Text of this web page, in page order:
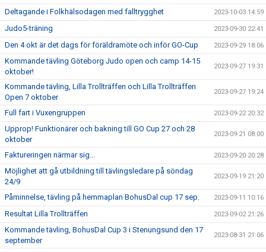
Deltagande i Folkhälsodagen med falltrygghet 2023-10-03 14:59
Judo5-träning 2023-09-30 22:41
Den 4 okt är det dags för föräldramöte och inför GO-Cup 2023-09-29 18:06
Kommande tävling Göteborg Judo open och camp 14-15
oktober!
2023-09-27 19:31
Kommande tävling, Lilla Trollträffen och Lilla Trollträffen
Open 7 oktober
2023-09-27 19:24
Full fart i Vuxengruppen 2023-09-22 20:32
Upprop! Funktionärer och bakning till GO Cup 27 och 28
oktober
2023-09-21 08:00
Faktureringen närmar sig... 2023-09-20 20:28
Möjlighet att gå utbildning till tävlingsledare på söndag
24/9
2023-09-19 21:20
Påminnelse, tävling på hemmaplan BohusDal cup 17 sep. 2023-09-11 10:16
Resultat Lilla Trollträffen 2023-09-02 21:26
Kommande tävling, BohusDal Cup 3 i Stenungsund den 17
september
2023-08-31 21:06